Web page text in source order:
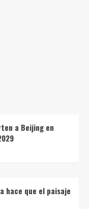
a Beijing en
hace que el paisaje